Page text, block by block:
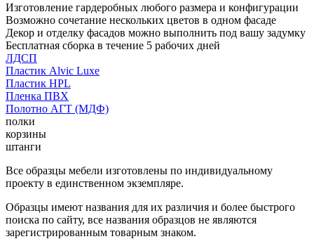
Изготовление гардеробных любого размера и конфигурации
Возможно сочетание нескольких цветов в одном фасаде
Декор и отделку фасадов можно выполнить под вашу задумку
Бесплатная сборка в течение 5 рабочих дней
ЛДСП
Пластик Alvic Luxe
Пластик HPL
Пленка ПВХ
Полотно АГТ (МДФ)
полки
корзины
штанги
Все образцы мебели изготовлены по индивидуальному
проекту в единственном экземпляре.
Образцы имеют названия для их различия и более быстрого
поиска по сайту, все названия образцов не являются
зарегистрированным товарным знаком.